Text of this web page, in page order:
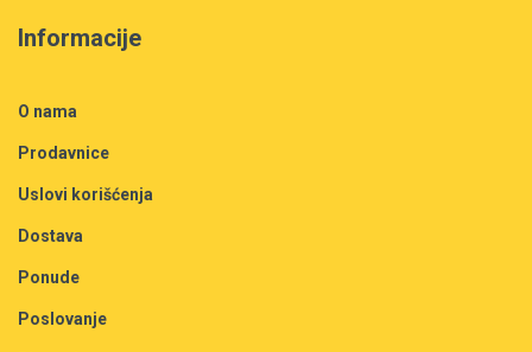
Informacije
O nama
Prodavnice
Uslovi korišćenja
Dostava
Ponude
Poslovanje